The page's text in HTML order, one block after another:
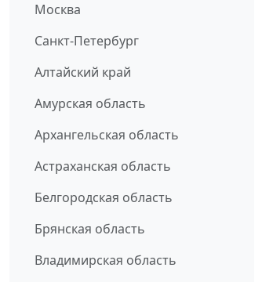
Москва
Санкт-Петербург
Алтайский край
Амурская область
Архангельская область
Астраханская область
Белгородская область
Брянская область
Владимирская область